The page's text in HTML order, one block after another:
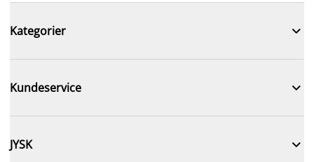
Kategorier 
Kundeservice 
JYSK 